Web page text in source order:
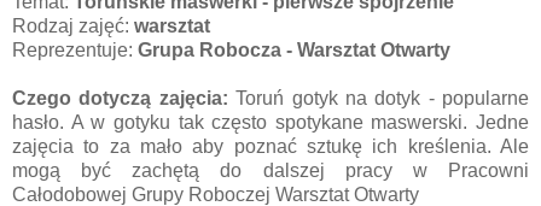
Rodzaj zajęć: warsztat
Reprezentuje: Grupa Robocza - Warsztat Otwarty
Czego dotyczą zajęcia:Toruń gotyk na dotyk - popularne
hasło. A w gotyku tak często spotykane maswerski. Jedne
zajęcia to za mało aby poznać sztukę ich kreślenia. Ale
mogą być zachętą do dalszej pracy w Pracowni
Całodobowej Grupy Roboczej Warsztat Otwarty